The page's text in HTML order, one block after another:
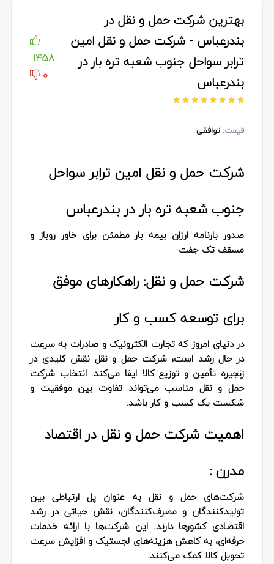
بهترین شرکت حمل و نقل در
بندرعباس - شرکت حمل و نقل امین
ترابر سواحل جنوب شعبه تره بار در
بندرعباس
1458
0
قیمت: توافقی
شرکت حمل و نقل امین ترابر سواحل
جنوب شعبه تره بار در بندرعباس
صدور بارنامه ارزان بیمه بار مطمئن برای خاور روباز و
مسقف تک جفت
شرکت حمل و نقل: راهکارهای موفق
برای توسعه کسب و کار
در دنیای امروز که تجارت الکترونیک و صادرات به سرعت
در حال رشد است، شرکت حمل و نقل نقش کلیدی در
زنجیره تأمین و توزیع کالا ایفا می‌کند. انتخاب شرکت
حمل و نقل مناسب می‌تواند تفاوت بین موفقیت و
شکست یک کسب و کار باشد.
اهمیت شرکت حمل و نقل در اقتصاد
مدرن :
شرکت‌های حمل و نقل به عنوان پل ارتباطی بین
تولیدکنندگان و مصرف‌کنندگان، نقش حیاتی در رشد
اقتصادی کشورها دارند. این شرکت‌ها با ارائه خدمات
حرفه‌ای، به کاهش هزینه‌های لجستیک و افزایش سرعت
تحویل کالا کمک می‌کنند.